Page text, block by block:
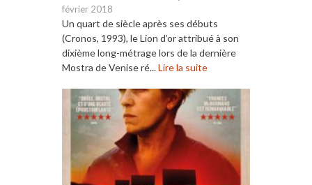
février 2018
Un quart de siècle après ses débuts
(Cronos, 1993), le Lion d’or attribué à son
dixième long-métrage lors de la dernière
Mostra de Venise ré...Lire la suite